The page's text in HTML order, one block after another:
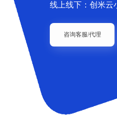
线上线下：创米云
咨询客服/代理